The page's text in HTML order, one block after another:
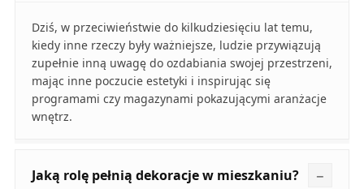
Dziś, w przeciwieństwie do kilkudziesięciu lat temu,
kiedy inne rzeczy były ważniejsze, ludzie przywiązują
zupełnie inną uwagę do ozdabiania swojej przestrzeni,
mając inne poczucie estetyki i inspirując się
programami czy magazynami pokazującymi aranżacje
wnętrz.
Jaką rolę pełnią dekoracje w mieszkaniu?